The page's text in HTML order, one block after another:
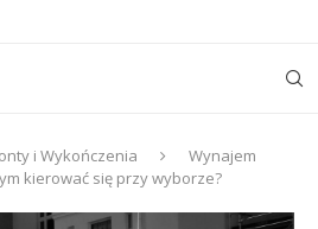
i Wykończenia
Wynajem
kierować się przy wyborze?